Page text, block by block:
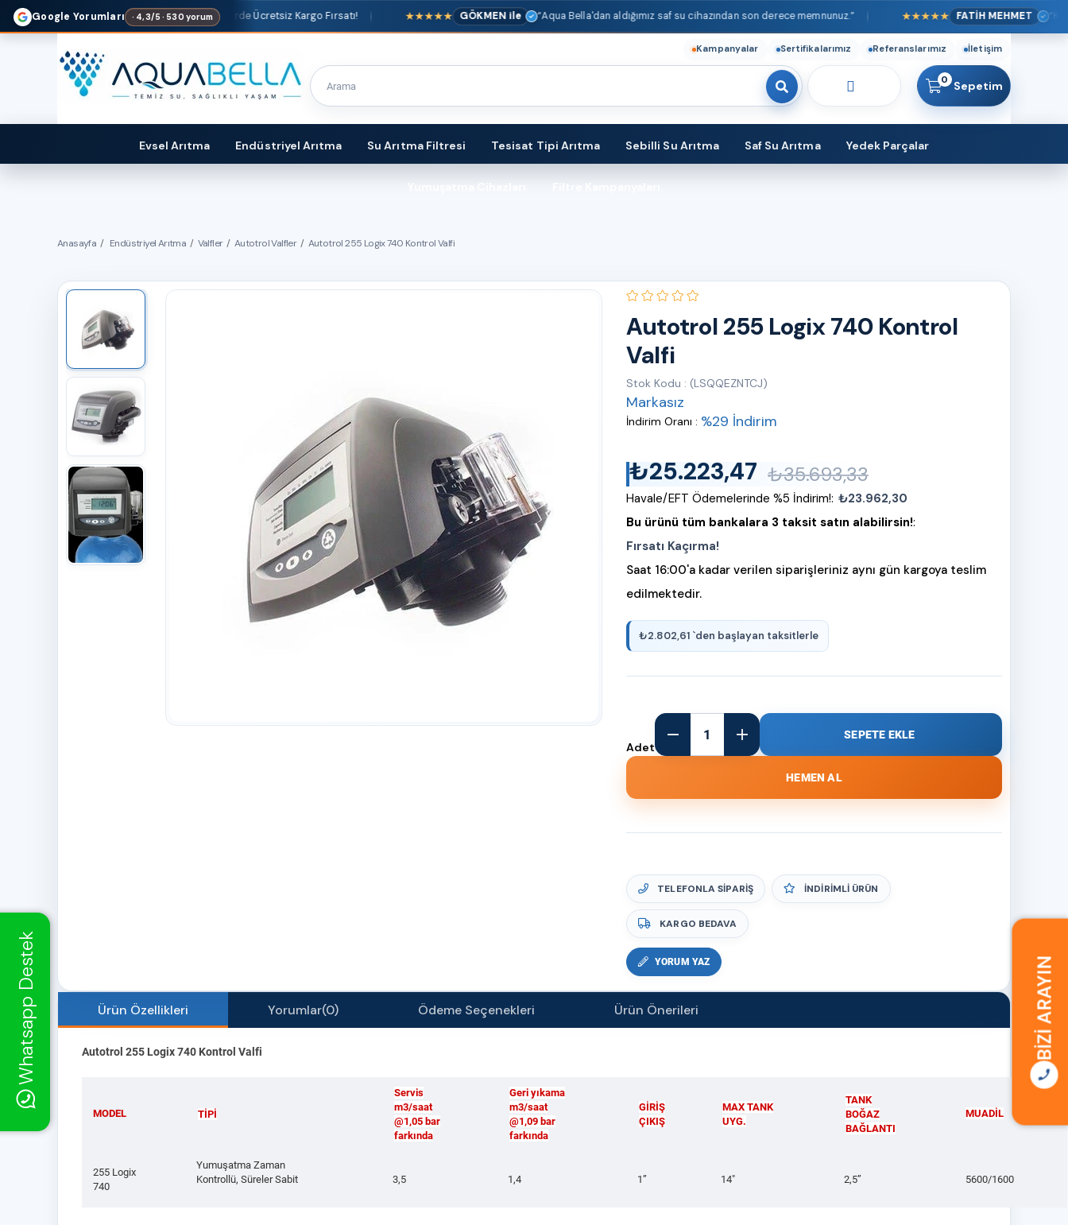
Google Yorumları · 4,3/5 · 530 yorum
1500 TLve Üzeri Alışverişlerde Ücretsiz Kargo Fırsatı! ★★★★★ GÖKMEN ile “Aqua Bella'dan aldığımız saf su cihazından son derece memnunuz.” ★★★★★ FATİH MEHMET
Sepetim
0
Kampanyalar Sertifikalarımız Referanslarımız İletişim
Evsel Arıtma Endüstriyel Arıtma Su Arıtma Filtresi Tesisat Tipi Arıtma Sebilli Su Arıtma Saf Su Arıtma Yedek Parçalar
Anasayfa Endüstriyel Arıtma Valfler Autotrol Valfler Autotrol 255 Logix 740 Kontrol Valfi
Autotrol 255 Logix 740 Kontrol
Valfi
Stok Kodu (LSQQEZNTCJ)
Markasız
İndirim Oranı : %29 İndirim
₺35.693,33
₺25.223,47
Havale/EFT Ödemelerinde %5 İndirim!: ₺23.962,30
Bu ürünü tüm bankalara 3 taksit satın alabilirsin!:
Fırsatı Kaçırma!
Saat 16:00'a kadar verilen siparişleriniz aynı gün kargoya teslim
edilmektedir.
₺2.802,61 `den başlayan taksitlerle
Adet
TELEFONLA SIPARIŞ İNDIRIMLI ÜRÜN
KARGO BEDAVA
YORUM YAZ
Ürün Özellikleri Yorumlar(0) Ödeme Seçenekleri Ürün Önerileri
Autotrol 255 Logix 740 Kontrol Valfi
MODEL TİPİ
Servis
m3/saat
@1,05 bar
farkında
Geri yıkama
m3/saat
@1,09 bar
farkında
GİRİŞ
ÇIKIŞ
MAX TANK
UYG.
TANK
BOĞAZ
BAĞLANTI
MUADİL
255 Logix
740
Yumuşatma Zaman
Kontrollü, Süreler Sabit
3,5 1,4 1” 14" 2,5” 5600/1600
Whatsapp Destek BIZI ARAYIN